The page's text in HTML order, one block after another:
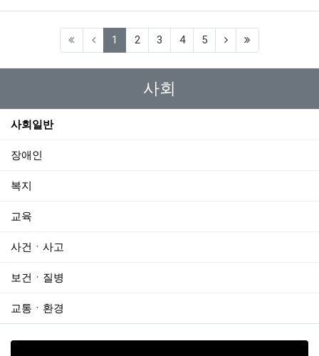
1 (current)
2 3 4 5
사회
사회일반
장애인
복지
교육
사건ㆍ사고
보건ㆍ질병
교통ㆍ환경